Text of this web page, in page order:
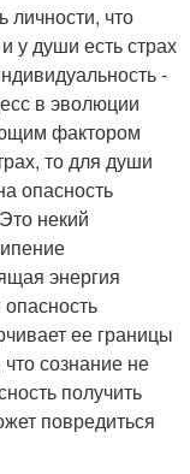
личности, что
у души есть страх
-
в эволюции
фактором
то для души
опасность
некий
энергия
ее границы
сознание не
получить
повредиться